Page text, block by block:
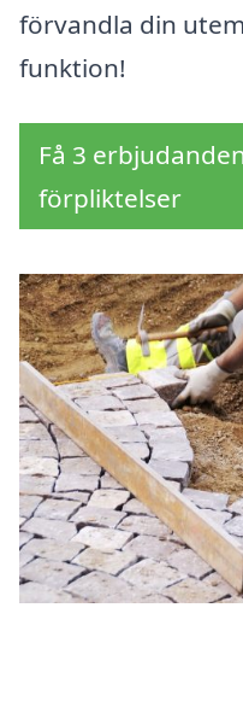
förvandla din
funktion!
Få 3
förpliktelser